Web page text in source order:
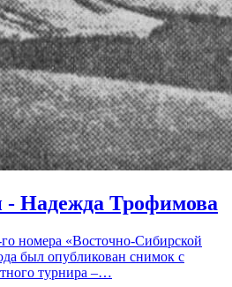
- Надежда Трофимова
номера «Восточно-Сибирской
был опубликован снимок с
турнира –…